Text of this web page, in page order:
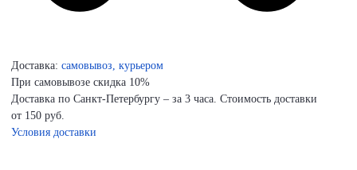
Доставка: самовывоз, курьером
При самовывозе скидка 10%
Доставка по Санкт-Петербургу – за 3 часа. Стоимость доставки
от 150 руб.
Условия доставки